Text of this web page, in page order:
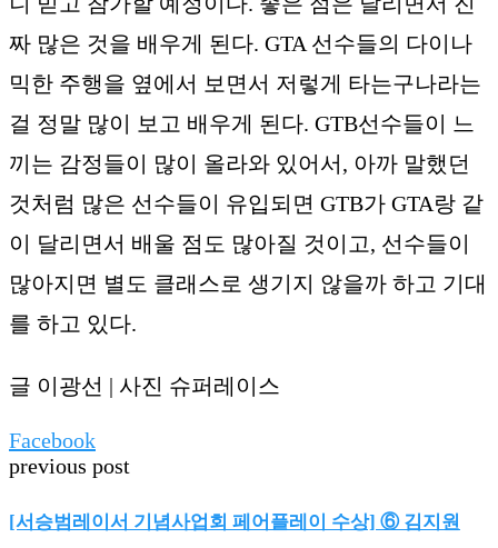
짜 많은 것을 배우게 된다. GTA 선수들의 다이나
믹한 주행을 옆에서 보면서 저렇게 타는구나라는
걸 정말 많이 보고 배우게 된다. GTB선수들이 느
끼는 감정들이 많이 올라와 있어서, 아까 말했던
것처럼 많은 선수들이 유입되면 GTB가 GTA랑 같
이 달리면서 배울 점도 많아질 것이고, 선수들이
많아지면 별도 클래스로 생기지 않을까 하고 기대
를 하고 있다.
글 이광선 | 사진 슈퍼레이스
Facebook
previous post
[서승범레이서 기념사업회 페어플레이 수상] ⑥ 김지원